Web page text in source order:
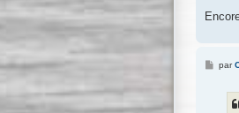
Mpar